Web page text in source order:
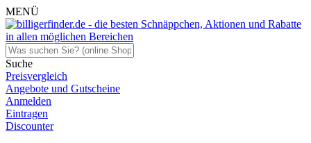
MENÜ
Suche
Preisvergleich
Angebote und Gutscheine
Anmelden
Eintragen
Discounter